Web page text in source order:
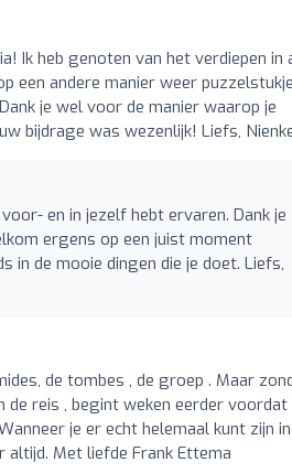
Ik heb genoten van het verdiepen in
een andere manier weer
je wel voor de manier waarop je
bijdrage was wezenlijk! Liefs,
en in jezelf hebt ervaren. Dank je
ergens op een juist moment
in de mooie dingen die je doet. Liefs,
de tombes , de groep . Maar
reis , begint weken eerder voordat
je er echt helemaal kunt zijn in
altijd. Met liefde Frank Ettema